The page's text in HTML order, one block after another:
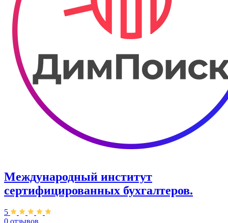
Международный институт
сертифицированных бухгалтеров.
5